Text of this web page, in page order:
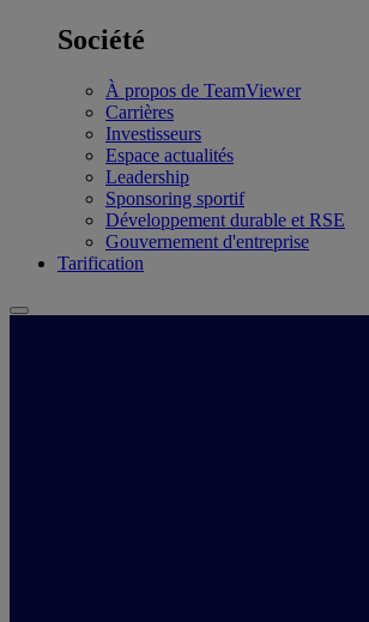
Société
À propos de TeamViewer
Carrières
Investisseurs
Espace actualités
Leadership
Sponsoring sportif
Développement durable et RSE
Gouvernement d'entreprise
Tarification